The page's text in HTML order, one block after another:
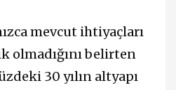
mevcut ihtiyaçları
olmadığını belirten
30 yılın altyapı